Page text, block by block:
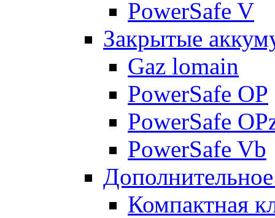
PowerSafe V
Закрытые
Gaz lomain
PowerSafe OP
PowerSafe
PowerSafe Vb
Компактная